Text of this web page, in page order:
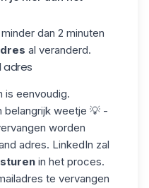
dan 2 minuten
al veranderd.
adres
is eenvoudig.
belangrijk weetje 💡 -
worden
adres. LinkedIn zal
sturen in het proces.
te vervangen